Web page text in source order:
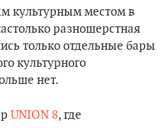
культурным местом в
разношерстная
только отдельные бары
культурного
нет.
UNION 8, где